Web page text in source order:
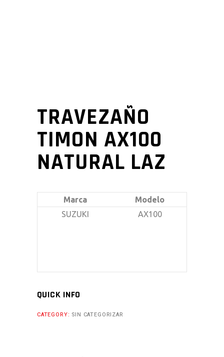
TRAVEZAÑO
TIMON AX100
NATURAL LAZ
Marca
Modelo
SUZUKI
AX100
QUICK INFO
CATEGORY: SIN CATEGORIZAR